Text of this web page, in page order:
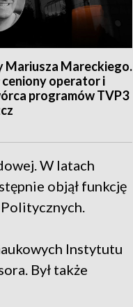
Mariusza Mareckiego.
ceniony operator i
programów TVP3
W latach
objął funkcję
Instytutu
Był także